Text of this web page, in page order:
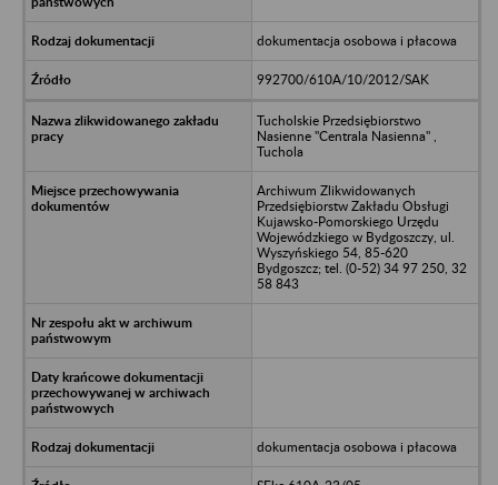
dokumentacja osobowa i płacowa
992700/610A/10/2012/SAK
Tucholskie Przedsiębiorstwo
Nasienne "Centrala Nasienna" ,
Tuchola
Archiwum Zlikwidowanych
Przedsiębiorstw Zakładu Obsługi
Kujawsko-Pomorskiego Urzędu
Wojewódzkiego w Bydgoszczy, ul.
Wyszyńskiego 54, 85-620
Bydgoszcz; tel. (0-52) 34 97 250, 32
58 843
dokumentacja osobowa i płacowa